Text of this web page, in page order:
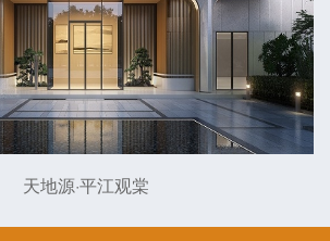
天地源·平江观棠